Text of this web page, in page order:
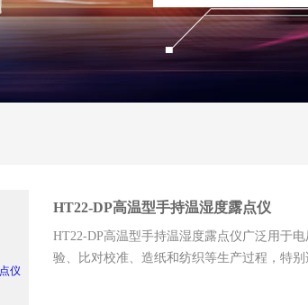
HT22-DP高温型手持温湿度露点仪
HT22-DP高温型手持温湿度露点仪广泛用于
验、比对校准、造纸和纺织等生产过程，特